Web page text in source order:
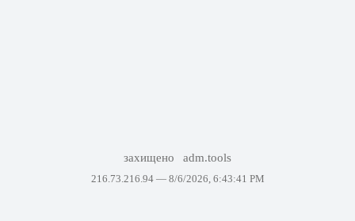
захищено adm.tools
216.73.216.94 — 8/6/2026, 6:43:41 PM